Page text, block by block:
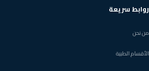
روابط سريعة
من نحن
الأقسام الطبية